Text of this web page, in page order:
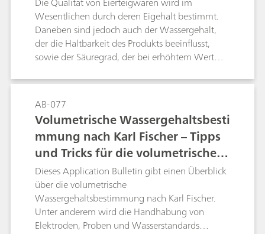
beschrieben und ein Vergleich der Resultate mit
den Daten des Trocknungsverlusts ersichtlich.
Wesentlichen durch deren Eigehalt bestimmt.
Daneben sind jedoch auch der Wassergehalt,
der die Haltbarkeit des Produkts beeinflusst,
sowie der Säuregrad, der bei erhöhtem Wert
Teigzubereitung oder beim Trocknen erkennen
lässt, von Bedeutung. Mit der Prüfung auf
Chlorid lassen sich etwaige Kochsalzzusätze
feststellen.
AB-077
Volumetrische Wassergehaltsbesti
mmung nach Karl Fischer – Tipps
und Tricks für die volumetrische K
arl-Fischer-Titration
Dieses Application Bulletin gibt einen Überblick
über die volumetrische
Wassergehaltsbestimmung nach Karl Fischer.
Unter anderem wird die Handhabung von
Elektroden, Proben und Wasserstandards